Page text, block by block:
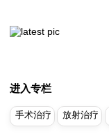
进入专栏
手术治疗 放射治疗